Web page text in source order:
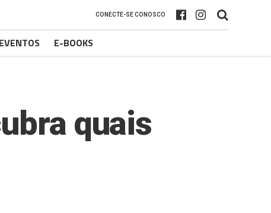
CONECTE-SE CONOSCO
EVENTOS E-BOOKS
quais